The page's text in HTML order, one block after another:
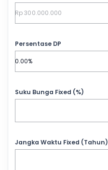
Persentase DP
Suku Bunga Fixed (%)
Jangka Waktu Fixed (Tahun)